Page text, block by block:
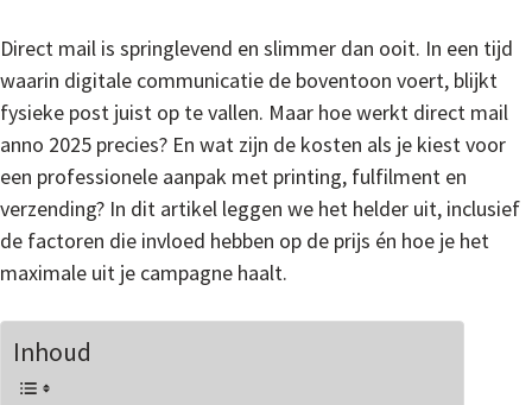
Direct mail is springlevend en slimmer dan ooit. In een tijd
waarin digitale communicatie de boventoon voert, blijkt
fysieke post juist op te vallen. Maar hoe werkt direct mail
anno 2025 precies? En wat zijn de kosten als je kiest voor
een professionele aanpak met printing, fulfilment en
verzending? In dit artikel leggen we het helder uit, inclusief
de factoren die invloed hebben op de prijs én hoe je het
maximale uit je campagne haalt.
Inhoud